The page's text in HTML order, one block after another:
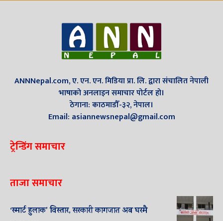
ANNNepal.com, ए. एन. एन. मिडिया प्रा. लि. द्वारा संचालित नेपाली
भाषाको अनलाइन समाचार पोर्टल हो।
ठेगाना: काठमाडौँ-३२, नेपाल।
Email: asiannewsnepal@gmail.com
ट्रेन्डिंग समाचार
ताजा समाचार
‘स्मार्ट हुलाक’ विस्तार, सरकारी कागजात अब घरमै